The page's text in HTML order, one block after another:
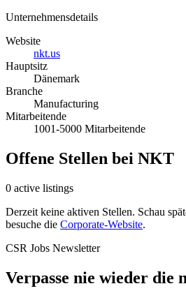
Unternehmensdetails
Website
nkt.us
Hauptsitz
Dänemark
Branche
Manufacturing
Mitarbeitende
1001-5000 Mitarbeitende
Offene Stellen bei NKT
0 active listings
Derzeit keine aktiven Stellen. Schau
besuche die Corporate-Website.
CSR Jobs Newsletter
Verpasse nie wieder die